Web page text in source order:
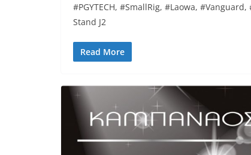
#PGYTECH, #SmallRig, #Laowa, #Vanguard,
Stand J2
Read More